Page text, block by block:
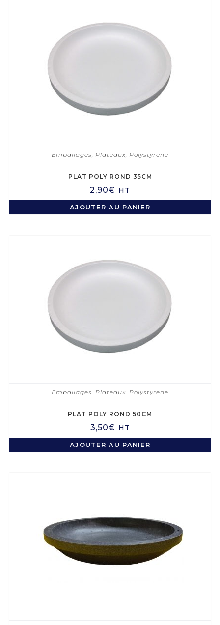
Emballages, Plateaux, Polystyrene
PLAT POLY ROND 35CM
2,90€ HT
AJOUTER AU PANIER
Emballages Plateaux Polystyrene
PLAT POLY ROND 50CM
3,50€ HT
AJOUTER AU PANIER